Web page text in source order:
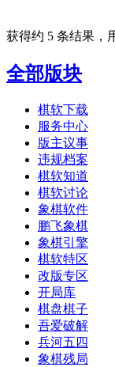
获得约 5 条结果，
全部版块
棋软下载
服务中心
版主议事
违规档案
棋软知道
棋软讨论
象棋软件
鹏飞象棋
象棋引擎
棋软特区
改版专区
开局库
棋盘棋子
吾爱破解
兵河五四
象棋残局